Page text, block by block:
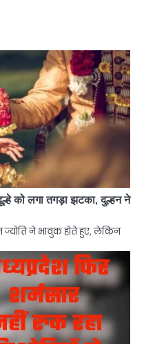
को लगा तगड़ा झटका, दुल्हन ने
ने भावुक होते हुए, लेकिन